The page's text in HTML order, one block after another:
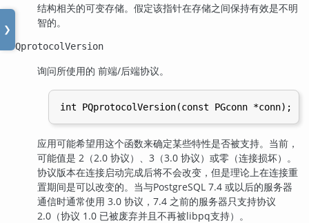
❯
结构相关的可变存储。假定该指针在存储之间保持有效是不明
智的。
PQprotocolVersion
询问所使用的 前端/后端协议。
应用可能希望用这个函数来确定某些特性是否被支持。当前，
可能值是 2（2.0 协议）、3（3.0 协议）或零（连接损坏）。
协议版本在连接启动完成后将不会改变，但是理论上在连接重
置期间是可以改变的。当与PostgreSQL 7.4 或以后的服务器
通信时通常使用 3.0 协议，7.4 之前的服务器只支持协议
2.0（协议 1.0 已被废弃并且不再被libpq支持）。